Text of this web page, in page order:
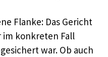
Flanke: Das Gericht
im konkreten Fall
war. Ob auch